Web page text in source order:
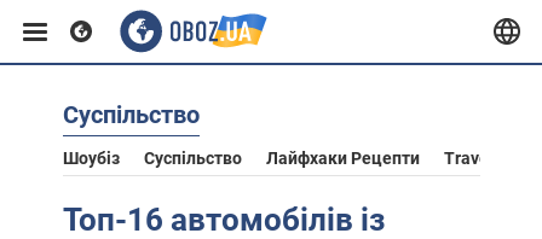
Європа
США
Суспільство
Шоубіз Суспільство Лайфхаки Рецепти Travel
Топ-16 автомобілів із